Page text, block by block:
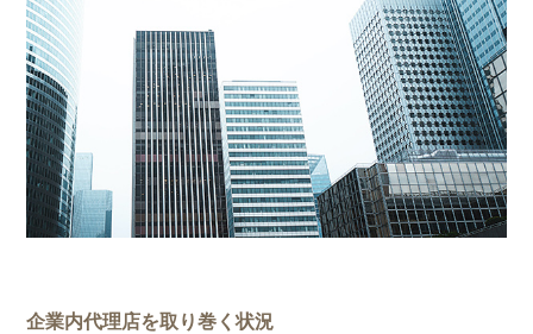
企業内代理店を取り巻く状況